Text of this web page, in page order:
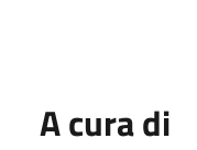
A cura di